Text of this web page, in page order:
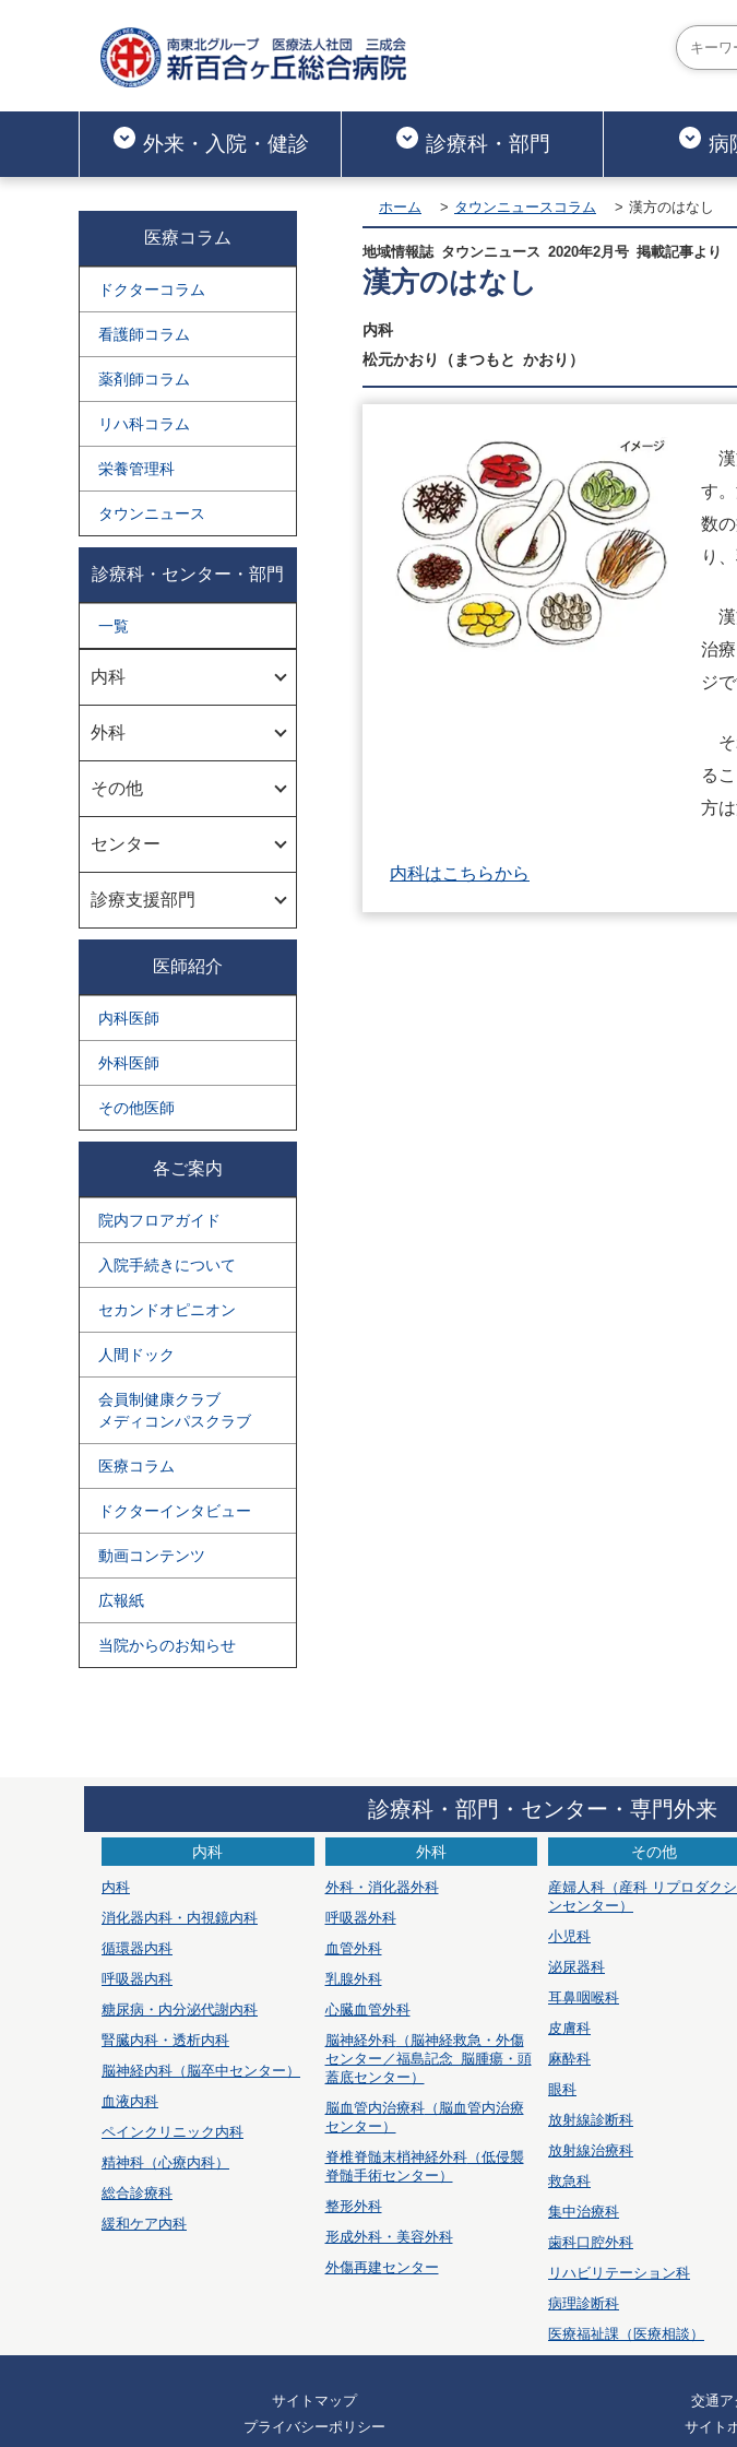
外来・入院・健診 診療科・部門 病
医療コラム
ドクターコラム
看護師コラム
薬剤師コラム
リハ科コラム
栄養管理科
タウンニュース
診療科・センター・部門
一覧
内科
外科
その他
センター
診療支援部門
医師紹介
内科医師
外科医師
その他医師
各ご案内
院内フロアガイド
入院手続きについて
セカンドオピニオン
人間ドック
会員制健康クラブ
メディコンパスクラブ
医療コラム
ドクターインタビュー
動画コンテンツ
広報紙
当院からのお知らせ
ホーム タウンニュースコラム 漢方のはなし
地域情報誌 タウンニュース 2020年2月号 掲載記事より
漢方のはなし
内科
松元かおり（まつもと かおり）
す
数
り
治
ジで
る
方
内科はこちらから
診療科・部門・センター・専門外来
内科
内科
消化器内科・内視鏡内科
循環器内科
呼吸器内科
糖尿病・内分泌代謝内科
腎臓内科・透析内科
脳神経内科（脳卒中センター）
血液内科
ペインクリニック内科
精神科（心療内科）
総合診療科
緩和ケア内科
外科
外科・消化器外科
呼吸器外科
血管外科
乳腺外科
心臓血管外科
脳神経外科（脳神経救急・外傷
センター／福島記念 脳腫瘍・頭
蓋底センター）
脳血管内治療科（脳血管内治療
センター）
脊椎脊髄末梢神経外科（低侵襲
脊髄手術センター）
整形外科
形成外科・美容外科
外傷再建センター
その他
産婦人科 （産科 リプロダク
ンセンター）
小児科
泌尿器科
耳鼻咽喉科
皮膚科
麻酔科
眼科
放射線診断科
放射線治療科
救急科
集中治療科
歯科口腔外科
リハビリテーション科
病理診断科
医療福祉課（医療相談）
サイトマップ 交通ア
プライバシーポリシー
サイト